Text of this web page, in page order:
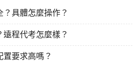
具體怎麼操作？
程代考怎麼樣？
要求高嗎？